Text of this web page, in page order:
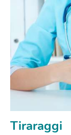
Tiraraggi